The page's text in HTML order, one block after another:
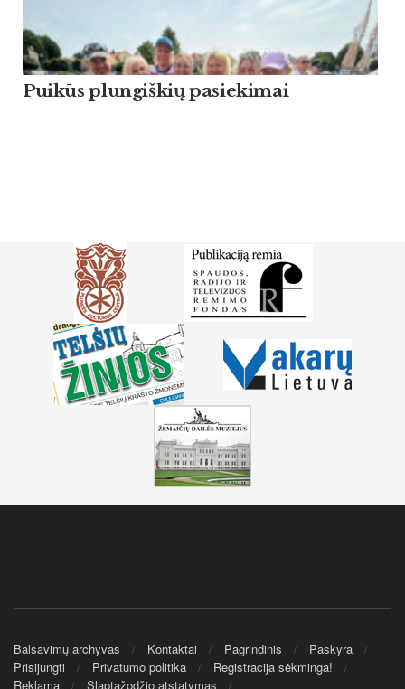
Puikūs plungiškių pasiekimai
Balsavimų archyvas Kontaktai Pagrindinis
Paskyra
Prisijungti
Privatumo politika
Registracija sėkminga!
Reklama
Slaptažodžio atstatymas